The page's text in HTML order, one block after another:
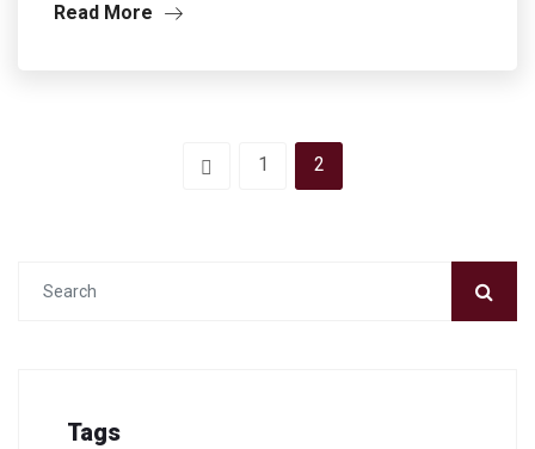
Read More
1 2
Tags